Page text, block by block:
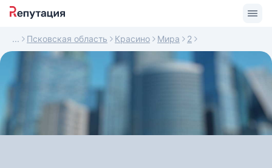
Псковская область Красино Мира 2